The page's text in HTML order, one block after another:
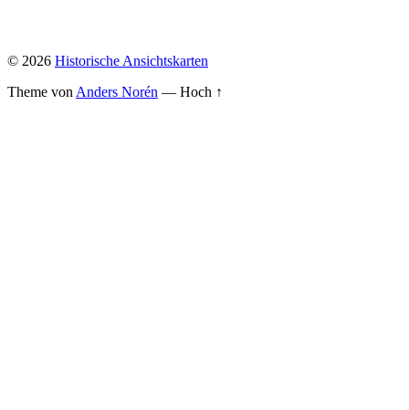
© 2026 Historische Ansichtskarten
Theme von Anders Norén — Hoch ↑